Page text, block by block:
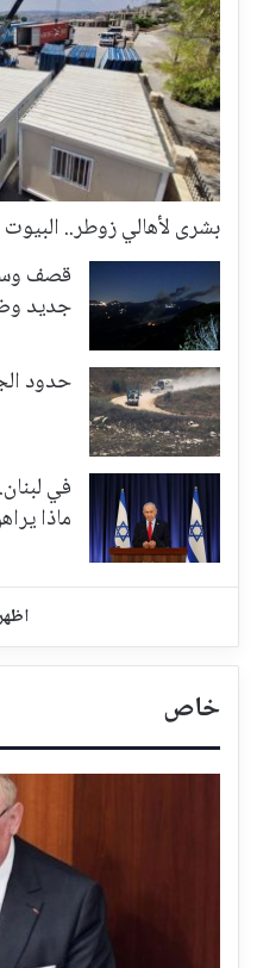
بشرى لأهالي زوطر..
قصف
جديد
حدود
في
ماذا
خاص